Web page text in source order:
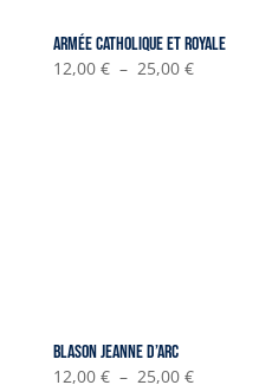
Armée catholique et royale
12,00 € – 25,00 €Plage
Blason Jeanne d’Arc
12,00 € – 25,00 €Plage